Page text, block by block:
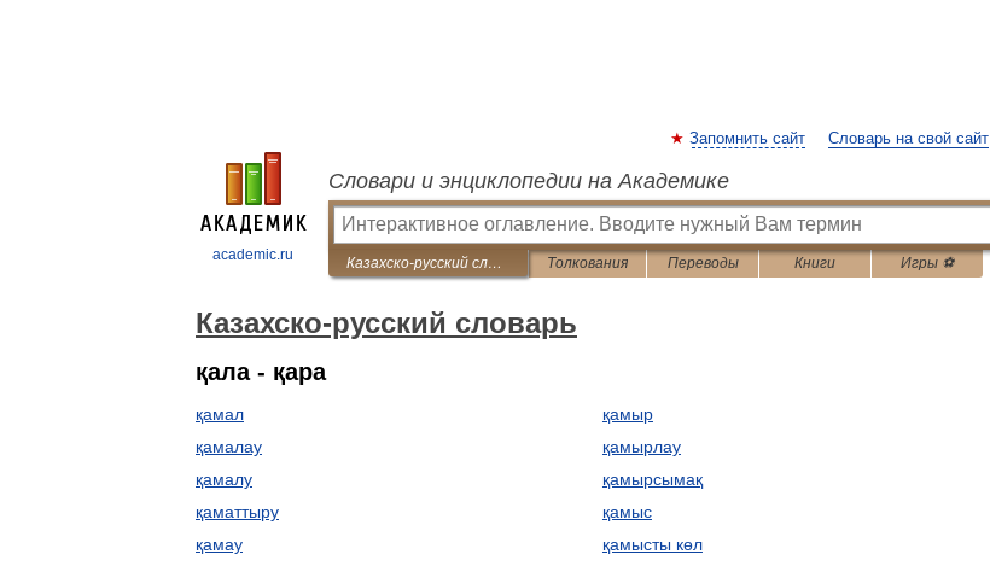
academic.ru
Запомнить сайт Словарь на свой сайт
Словари и энциклопедии на Академике
Казахско-русский словарь Толкования Переводы Книги Игры ⚽
Казахско-русский словарь
қала - қара
қамал
қамалау
қамалу
қаматтыру
қамау
қамыр
қамырлау
қамырсымақ
қамыс
қамысты көл